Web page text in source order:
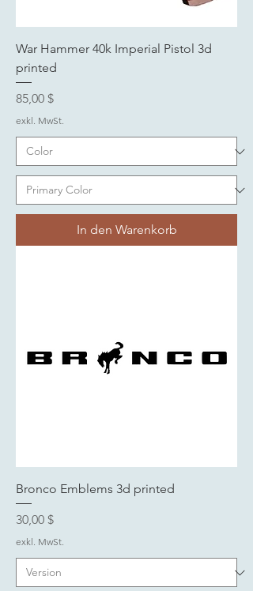
War Hammer 40k Imperial Pistol 3d
printed
Preis
85,00 $
exkl. MwSt.
In den Warenkorb
Bronco Emblems 3d printed
Preis
30,00 $
exkl. MwSt.